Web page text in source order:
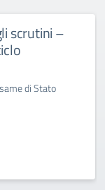
scrutini –
di Stato